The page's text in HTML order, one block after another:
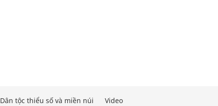
Dân tộc thiểu số và miền núi Video